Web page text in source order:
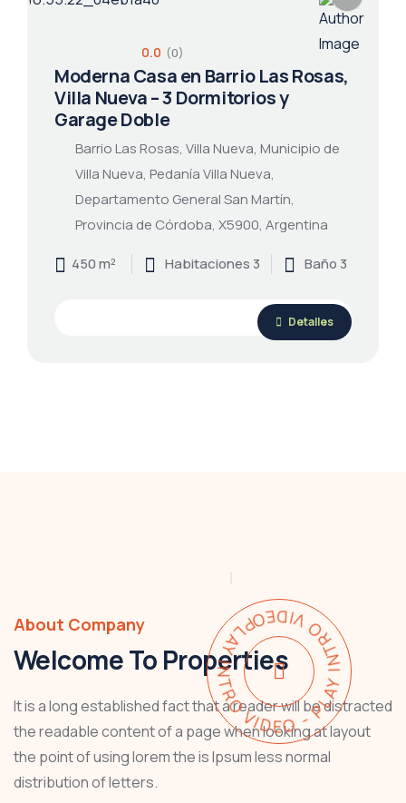
0.0 (0)
Moderna Casa en Barrio Las Rosas,
Villa Nueva – 3 Dormitorios y
Garage Doble
Barrio Las Rosas, Villa Nueva, Municipio de
Villa Nueva, Pedanía Villa Nueva,
Departamento General San Martín,
Provincia de Córdoba, X5900, Argentina
450 m² Habitaciones 3 Baño 3
Detalles
PLAY INTRO VIDEO - PLAY INTRO VIDEO -
About Company
Welcome To Properties
It is a long established fact that a reader will be distracted
the readable content of a page when looking at layout
the point of using lorem the is Ipsum less normal
distribution of letters.